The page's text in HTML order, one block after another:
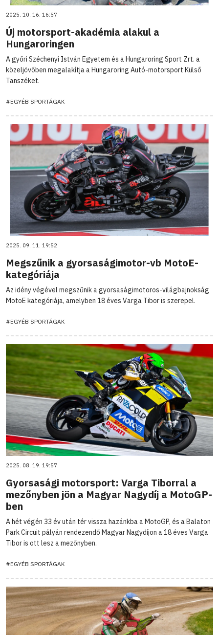
2025. 10. 16. 16:57
Új motorsport-akadémia alakul a
Hungaroringen
A győri Széchenyi István Egyetem és a Hungaroring Sport Zrt. a
közeljövőben megalakítja a Hungaroring Autó-motorsport Külső
Tanszéket.
#EGYÉB SPORTÁGAK
2025. 09. 11. 19:52
Megszűnik a gyorsaságimotor-vb MotoE-
kategóriája
Az idény végével megszűnik a gyorsaságimotoros-világbajnokság
MotoE kategóriája, amelyben 18 éves Varga Tibor is szerepel.
#EGYÉB SPORTÁGAK
2025. 08. 19. 19:57
Gyorsasági motorsport: Varga Tiborral a
mezőnyben jön a Magyar Nagydíj a MotoGP-
ben
A hét végén 33 év után tér vissza hazánkba a MotoGP, és a Balaton
Park Circuit pályán rendezendő Magyar Nagydíjon a 18 éves Varga
Tibor is ott lesz a mezőnyben.
#EGYÉB SPORTÁGAK